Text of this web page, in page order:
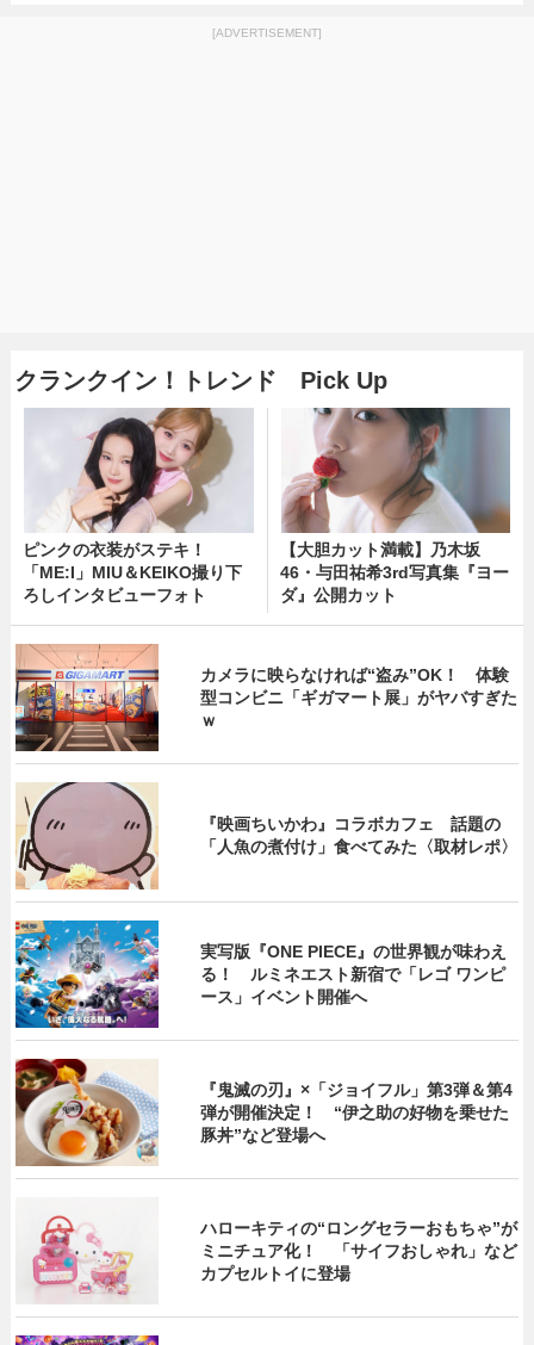
[ADVERTISEMENT]
クランクイン！トレンド Pick Up
ピンクの衣装がステキ！
「ME:I」MIU＆KEIKO撮り下
ろしインタビューフォト
【大胆カット満載】乃木坂
46・与田祐希3rd写真集『ヨー
ダ』公開カット
カメラに映らなければ“盗み”OK！ 体験
型コンビニ「ギガマート展」がヤバすぎた
ｗ
『映画ちいかわ』コラボカフェ 話題の
「人魚の煮付け」食べてみた〈取材レポ〉
実写版『ONE PIECE』の世界観が味わえ
る！ ルミネエスト新宿で「レゴ ワンピ
ース」イベント開催へ
『鬼滅の刃』×「ジョイフル」第3弾＆第4
弾が開催決定！ “伊之助の好物を乗せた
豚丼”など登場へ
ハローキティの“ロングセラーおもちゃ”が
ミニチュア化！ 「サイフおしゃれ」など
カプセルトイに登場